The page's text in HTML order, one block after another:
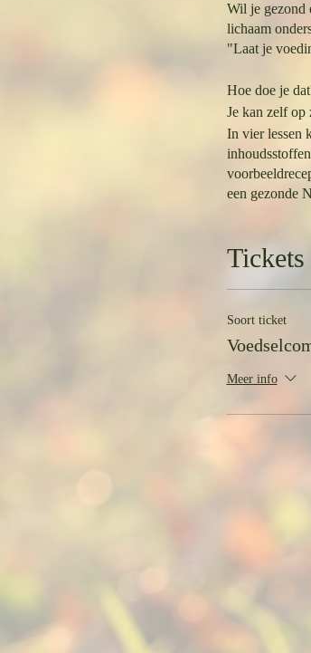
Wil je gezond
lichaam
"Laat je
Hoe doe je
Je kan zelf op
In vier lessen
een gezonde
Menselijk
merkt dat het
Tickets
Soort ticket
Meer info